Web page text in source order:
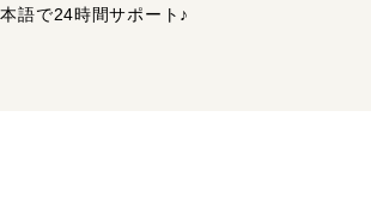
語で24時間サポート♪